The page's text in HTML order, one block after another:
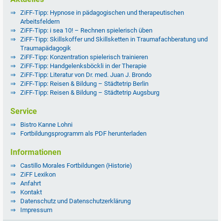
ZiFF-Tipp: Hypnose in pädagogischen und therapeutischen
Arbeitsfeldern
ZiFF-Tipp: i sea 10! – Rechnen spielerisch üben
ZiFF-Tipp: Skillskoffer und Skillsketten in Traumafachberatung und
Traumapädagogik
ZiFF-Tipp: Konzentration spielerisch trainieren
ZiFF-Tipp: Handgelenksböckli in der Therapie
ZiFF-Tipp: Literatur von Dr. med. Juan J. Brondo
ZiFF-Tipp: Reisen & Bildung – Städtetrip Berlin
ZiFF-Tipp: Reisen & Bildung – Städtetrip Augsburg
Service
Bistro Kanne Lohni
Fortbildungsprogramm als PDF herunterladen
Informationen
Castillo Morales Fortbildungen (Historie)
ZiFF Lexikon
Anfahrt
Kontakt
Datenschutz und Datenschutzerklärung
Impressum